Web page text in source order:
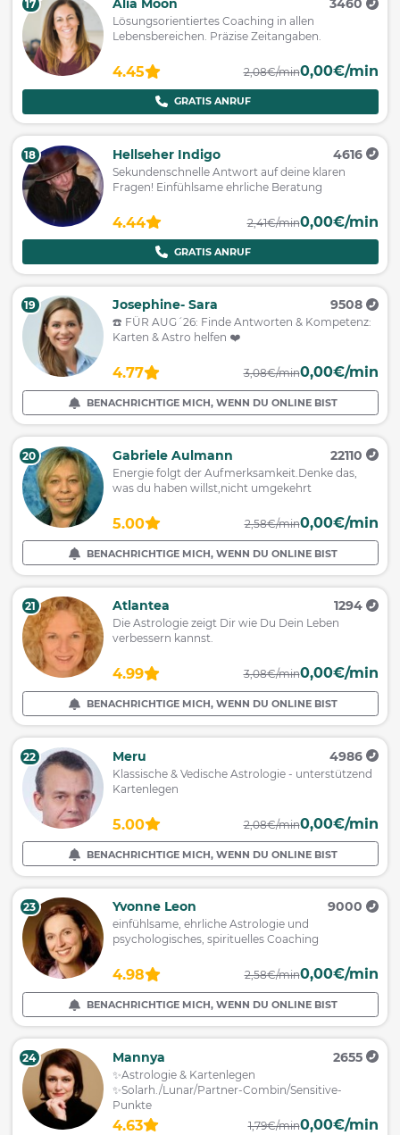
17 Alia Moon 3460
Lösungsorientiertes Coaching in allen
Lebensbereichen. Präzise Zeitangaben.
4.45 2,08€/min0,00€/min
GRATIS ANRUF
18 Hellseher Indigo 4616
Sekundenschnelle Antwort auf deine klaren
Fragen! Einfühlsame ehrliche Beratung
4.44 2,41€/min0,00€/min
GRATIS ANRUF
19 Josephine- Sara 9508
☎️ FÜR AUG´26: Finde Antworten & Kompetenz:
Karten & Astro helfen ❤️
4.77 3,08€/min0,00€/min
BENACHRICHTIGE MICH, WENN DU ONLINE BIST
20 Gabriele Aulmann 22110
Energie folgt der Aufmerksamkeit.Denke das,
was du haben willst,nicht umgekehrt
5.00 2,58€/min0,00€/min
BENACHRICHTIGE MICH, WENN DU ONLINE BIST
21 Atlantea 1294
Die Astrologie zeigt Dir wie Du Dein Leben
verbessern kannst.
4.99 3,08€/min0,00€/min
BENACHRICHTIGE MICH, WENN DU ONLINE BIST
22 Meru 4986
Klassische & Vedische Astrologie - unterstützend
Kartenlegen
5.00 2,08€/min0,00€/min
BENACHRICHTIGE MICH, WENN DU ONLINE BIST
23 Yvonne Leon 9000
einfühlsame, ehrliche Astrologie und
psychologisches, spirituelles Coaching
4.98 2,58€/min0,00€/min
BENACHRICHTIGE MICH, WENN DU ONLINE BIST
24 Mannya 2655
✨Astrologie & Kartenlegen
✨Solarh./Lunar/Partner-Combin/Sensitive-
Punkte
4.63 1,79€/min0,00€/min